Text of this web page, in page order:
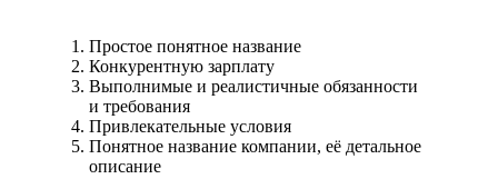
Простое понятное название
Конкурентную зарплату
Выполнимые и реалистичные обязанности
и требования
Привлекательные условия
Понятное название компании, её детальное
описание